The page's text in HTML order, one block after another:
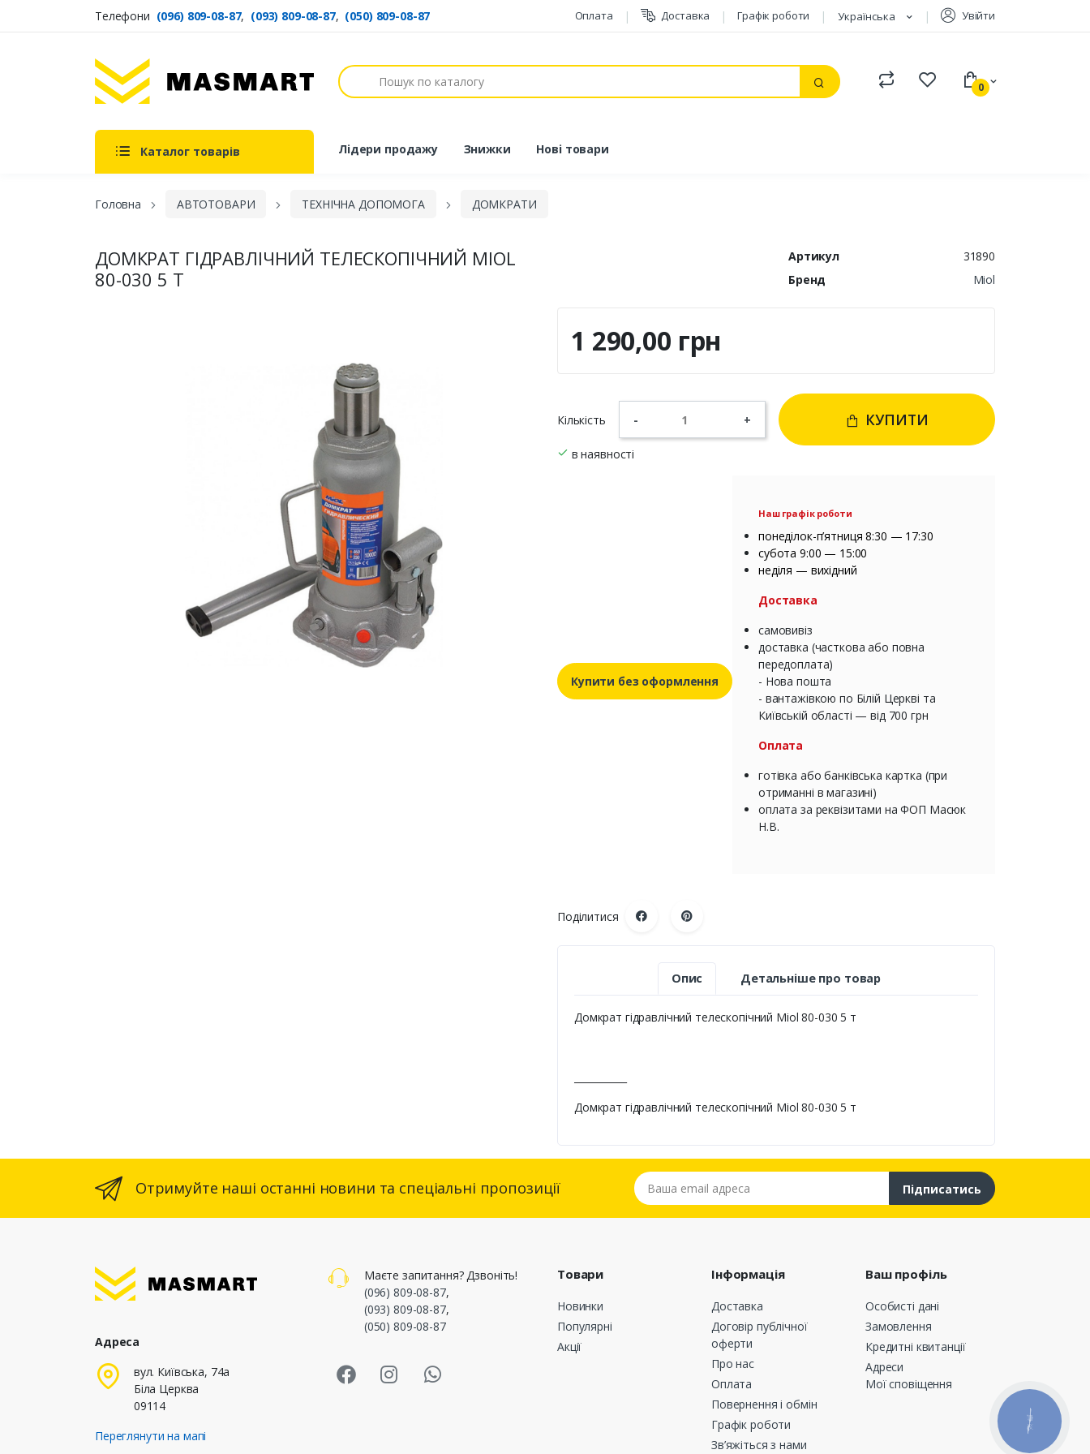
Телефони (096) 809-08-87, (093) 809-08-87, (050) 809-08-87 Оплата Доставка Графік роботи Українська Увійти
Masmart
Пошук
Пошук
Compare Watchlist
0
Каталог товарів Лідери продажу Знижки Нові товари
Головна АВТОТОВАРИ ТЕХНІЧНА ДОПОМОГА ДОМКРАТИ
ДОМКРАТ ГІДРАВЛІЧНИЙ ТЕЛЕСКОПІЧНИЙ MIOL
80-030 5 Т
Артикул
31890
Бренд
Miol
1 290,00 грн
Кількість - + КУПИТИ
в наявності
Купити без оформлення
Наш графік роботи
понеділок-п’ятниця 8:30 — 17:30
субота 9:00 — 15:00
неділя — вихідний
Доставка
самовивіз
доставка (часткова або повна
передоплата)
- Нова пошта
- вантажівкою по Білій Церкві та
Київській області — від 700 грн
Оплата
готівка або банківська картка (при
отриманні в магазині)
оплата за реквізитами на ФОП Масюк
Н.В.
Поділитися
Опис Детальніше про товар
Домкрат гідравлічний телескопічний Miol 80-030 5 т
Домкрат гідравлічний телескопічний Miol 80-030 5 т
Отримуйте наші останні новини та спеціальні пропозиції Ваша email адреса
Підписатись
Адреса
вул. Київська, 74а
Біла Церква
09114
Переглянути на мапі
Маєте запитання? Дзвоніть!
(096) 809-08-87,
(093) 809-08-87,
(050) 809-08-87
Masmart Instagram
Masmart Whatsapp
Товари
Новинки
Популярні
Акції
Інформація
Доставка
Договір публічної
оферти
Про нас
Оплата
Повернення і обмін
Графік роботи
Зв’яжіться з нами
Ваш профіль
Особисті дані
Замовлення
Кредитні квитанції
Адреси
Мої сповіщення
КНОПКА
ЗВ'ЯЗКУ